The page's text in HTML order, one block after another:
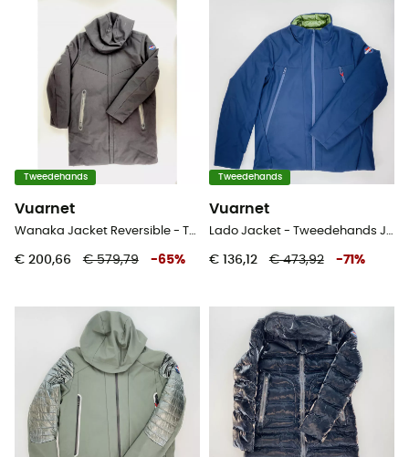
Tweedehands
Vuarnet
Wanaka Jacket Reversible - Tweedehands Parka - Heren - Veelkleurig - L
€ 200,66 € 579,79 -65%
Tweedehands
Vuarnet
Lado Jacket - Tweedehands Jas - Heren - Blauwe olie - L
€ 136,12 € 473,92 -71 %